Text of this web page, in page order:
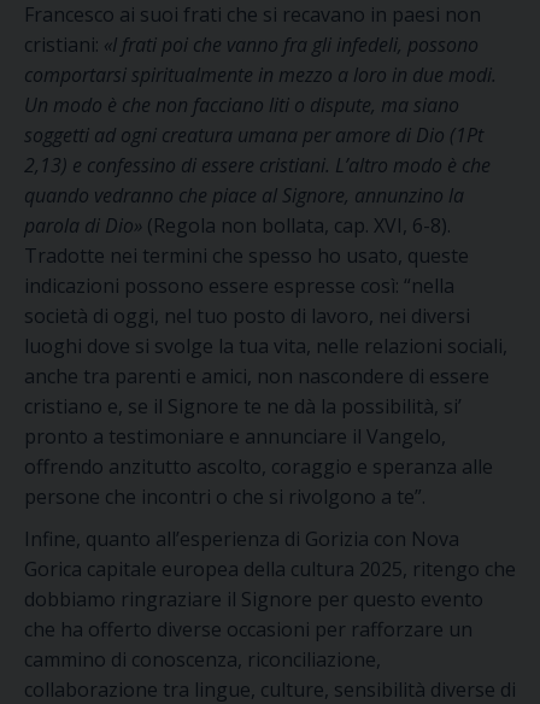
Francesco ai suoi frati che si recavano in paesi non
cristiani: «I frati poi che vanno fra gli infedeli, possono
comportarsi spiritualmente in mezzo a loro in due modi.
Un modo è che non facciano liti o dispute, ma siano
soggetti ad ogni creatura umana per amore di Dio (1Pt
2,13) e confessino di essere cristiani. L’altro modo è che
quando vedranno che piace al Signore, annunzino la
parola di Dio» (Regola non bollata, cap. XVI, 6-8).
Tradotte nei termini che spesso ho usato, queste
indicazioni possono essere espresse così: “nella
società di oggi, nel tuo posto di lavoro, nei diversi
luoghi dove si svolge la tua vita, nelle relazioni sociali,
anche tra parenti e amici, non nascondere di essere
cristiano e, se il Signore te ne dà la possibilità, si’
pronto a testimoniare e annunciare il Vangelo,
offrendo anzitutto ascolto, coraggio e speranza alle
persone che incontri o che si rivolgono a te”.
Infine, quanto all’esperienza di Gorizia con Nova
Gorica capitale europea della cultura 2025, ritengo che
dobbiamo ringraziare il Signore per questo evento
che ha offerto diverse occasioni per rafforzare un
cammino di conoscenza, riconciliazione,
collaborazione tra lingue, culture, sensibilità diverse di